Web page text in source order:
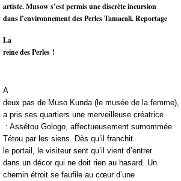
artiste. Musow s’est permis une discrète incursion
dans l’environnement des Perles Tamacali. Reportage
La
reine des Perles !
A
deux pas de Muso Kunda (le musée de la femme),
a pris ses quartiers une merveilleuse créatrice
: Assétou Gologo, affectueusement surnommée
Tétou par les siens. Dès qu’il franchit
le portail, le visiteur sent qu’il vient d’entrer
dans un décor qui ne doit rien au hasard. Un
chemin étroit se faufile au cœur d’une